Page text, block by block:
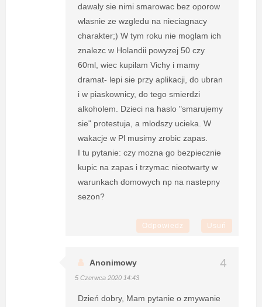
dawaly sie nimi smarowac bez oporow
wlasnie ze wzgledu na nieciagnacy
charakter;) W tym roku nie moglam ich
znalezc w Holandii powyzej 50 czy
60ml, wiec kupilam Vichy i mamy
dramat- lepi sie przy aplikacji, do ubran
i w piaskownicy, do tego smierdzi
alkoholem. Dzieci na haslo "smarujemy
sie" protestuja, a mlodszy ucieka. W
wakacje w Pl musimy zrobic zapas.
I tu pytanie: czy mozna go bezpiecznie
kupic na zapas i trzymac nieotwarty w
warunkach domowych np na nastepny
sezon?
Odpowiedz Usuń
Anonimowy
5 Czerwca 2020 14:43
Dzień dobry, Mam pytanie o zmywanie